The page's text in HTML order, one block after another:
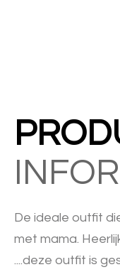
De ideale outfit
met mama.
....deze outfit is